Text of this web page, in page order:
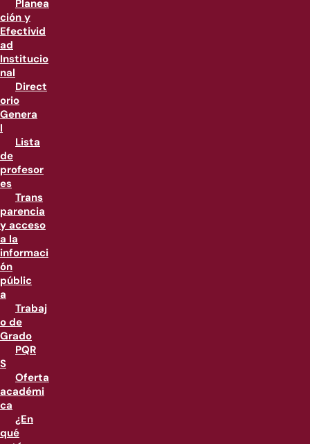
Planea
ción y
Efectivid
ad
Institucio
nal
Direct
orio
Genera
l
Lista
de
profesor
es
Trans
parencia
y acceso
a la
informaci
ón
públic
a
Trabaj
o de
Grado
PQR
S
Oferta
académi
ca
¿En
qué